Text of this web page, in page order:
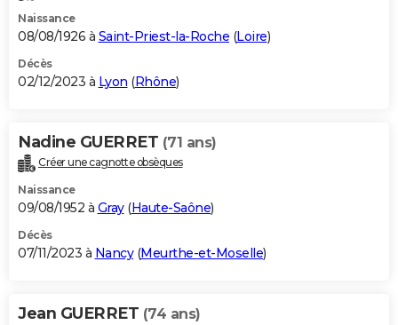
Naissance
08/08/1926 à Saint-Priest-la-Roche (Loire)
Décès
02/12/2023 à Lyon (Rhône)
Nadine GUERRET (71 ans)
Créer une cagnotte obsèques
Naissance
09/08/1952 à Gray(Haute-Saône)
Décès
07/11/2023 à Nancy(Meurthe-et-Moselle)
Jean GUERRET (74 ans)